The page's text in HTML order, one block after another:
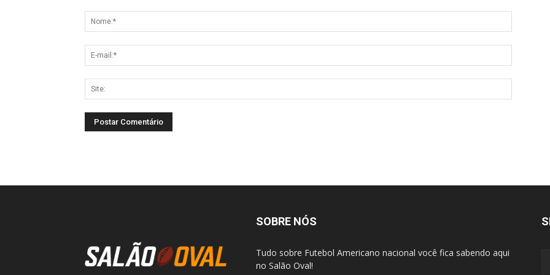
SOBRE NÓS
Tudo sobre Futebol Americano nacional você fica sabendo aqui
no Salão Oval!